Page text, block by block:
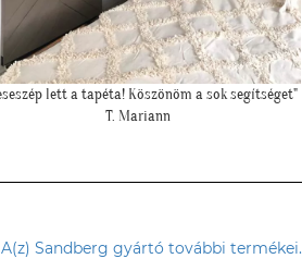
""Elkészült a kép, gondoltam, hátha :)""
H. Sára
A(z) Sandberg gyártó további termékei.